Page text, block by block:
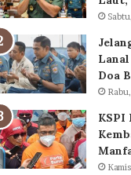
Doa
KSPI